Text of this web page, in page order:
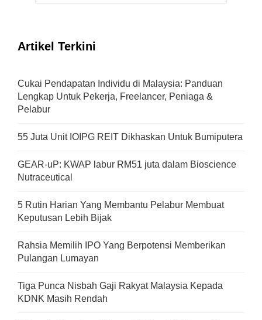
Artikel Terkini
Cukai Pendapatan Individu di Malaysia: Panduan
Lengkap Untuk Pekerja, Freelancer, Peniaga &
Pelabur
55 Juta Unit IOIPG REIT Dikhaskan Untuk Bumiputera
GEAR-uP: KWAP labur RM51 juta dalam Bioscience
Nutraceutical
5 Rutin Harian Yang Membantu Pelabur Membuat
Keputusan Lebih Bijak
Rahsia Memilih IPO Yang Berpotensi Memberikan
Pulangan Lumayan
Tiga Punca Nisbah Gaji Rakyat Malaysia Kepada
KDNK Masih Rendah